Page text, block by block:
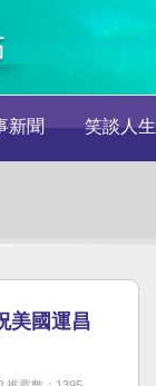
新聞 笑談人生
美國運昌